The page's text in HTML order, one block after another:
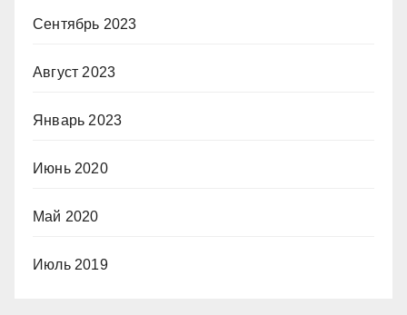
Сентябрь 2023
Август 2023
Январь 2023
Июнь 2020
Май 2020
Июль 2019